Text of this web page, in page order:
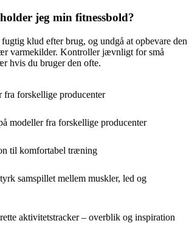
jeg min fitnessbold?
klud efter brug, og undgå at opbevare den
varmekilder. Kontroller jævnligt for små
hvis du bruger den ofte.
forskellige producenter
modeller fra forskellige producenter
til komfortabel træning
samspillet mellem muskler, led og
aktivitetstracker – overblik og inspiration